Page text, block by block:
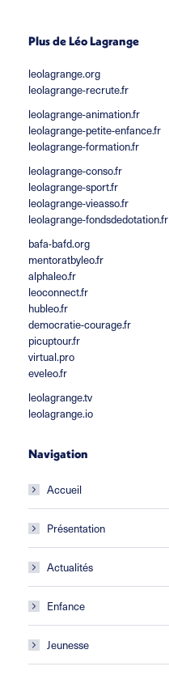
Plus de Léo Lagrange
leolagrange.org
leolagrange-recrute.fr
leolagrange-animation.fr
leolagrange-petite-enfance.fr
leolagrange-formation.fr
leolagrange-conso.fr
leolagrange-sport.fr
leolagrange-vieasso.fr
leolagrange-fondsdedotation.fr
bafa-bafd.org
mentoratbyleo.fr
alphaleo.fr
leoconnect.fr
hubleo.fr
democratie-courage.fr
picuptour.fr
virtual.pro
eveleo.fr
leolagrange.tv
leolagrange.io
Navigation
Accueil
Présentation
Actualités
Enfance
Jeunesse